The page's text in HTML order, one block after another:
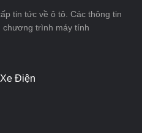
tin tức về ô tô. Các thông tin
trình máy tính
Xe Điện